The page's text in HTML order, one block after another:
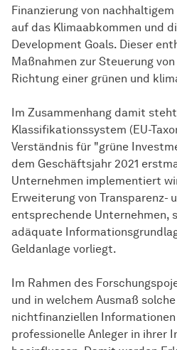
Finanzierung von
auf das Klimaabkommen und
Development Goals. Dieser
Maßnahmen zur Steuerung
Richtung einer grünen und
Im Zusammenhang damit
Klassifikationssystem (EU-
Verständnis für "grüne
dem Geschäftsjahr 2021
Unternehmen implementiert
Erweiterung von
entsprechende Unternehmen,
adäquate
Geldanlage vorliegt.
Im Rahmen des
und in welchem Ausmaß
nichtfinanziellen
professionelle Anleger in ihrer